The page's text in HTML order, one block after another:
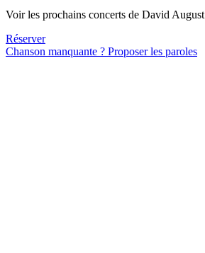
Voir les prochains concerts de David August
Réserver
Chanson manquante ? Proposer les paroles